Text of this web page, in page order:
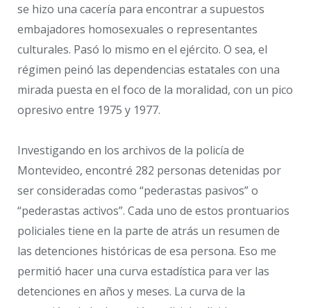
se hizo una cacería para encontrar a supuestos
embajadores homosexuales o representantes
culturales. Pasó lo mismo en el ejército. O sea, el
régimen peinó las dependencias estatales con una
mirada puesta en el foco de la moralidad, con un pico
opresivo entre 1975 y 1977.
Investigando en los archivos de la policía de
Montevideo, encontré 282 personas detenidas por
ser consideradas como “pederastas pasivos” o
“pederastas activos”. Cada uno de estos prontuarios
policiales tiene en la parte de atrás un resumen de
las detenciones históricas de esa persona. Eso me
permitió hacer una curva estadística para ver las
detenciones en años y meses. La curva de la